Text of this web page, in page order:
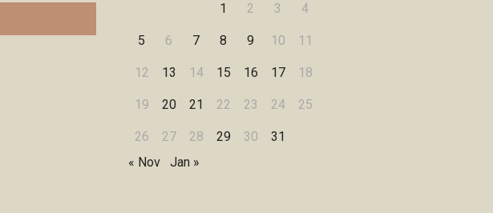
1 2 3 4
5 6 7 8 9 10 11
12 13 14 15 16 17 18
19 20 21 22 23 24 25
26 27 28 29 30
31
« Nov
Jan »